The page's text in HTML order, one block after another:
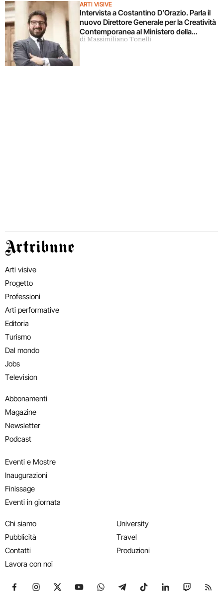
ARTI VISIVE
Intervista a Costantino D’Orazio. Parla il
nuovo Direttore Generale per la Creatività
Contemporanea al Ministero della
Cultura
di Massimiliano Tonelli
Artribune
Arti visive
Progetto
Professioni
Arti performative
Editoria
Turismo
Dal mondo
Jobs
Television
Abbonamenti
Magazine
Newsletter
Podcast
Eventi e Mostre
Inaugurazioni
Finissage
Eventi in giornata
Chi siamo
Pubblicità
Contatti
Lavora con noi
University
Travel
Produzioni
Seguici su Facebook
Seguici su Instagram
Seguici su X
Seguici su YouTube
Seguici su WhatsApp
Seguici su Telegram
Seguici su TikTok
Seguici su
Seguici